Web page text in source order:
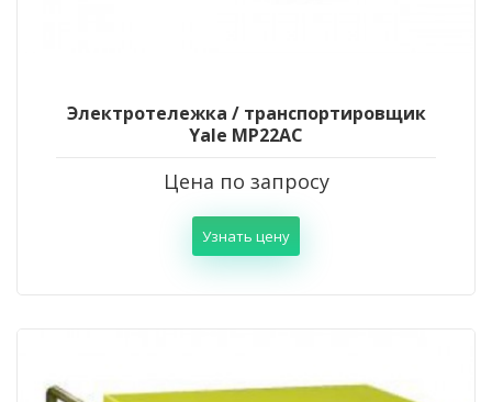
Электротележка / транспортировщик
Yale MP22АС
Цена по запросу
Узнать цену